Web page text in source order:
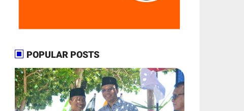
POPULAR POSTS